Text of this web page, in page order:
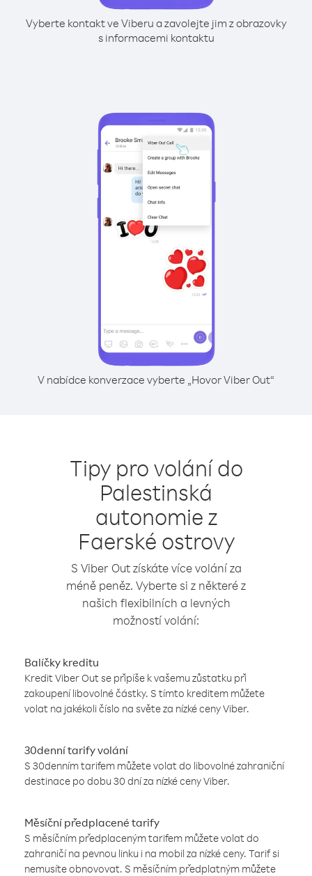
Vyberte kontakt ve Viberu a zavolejte jim z obrazovky
s informacemi kontaktu
V nabídce konverzace vyberte „Hovor Viber Out“
Tipy pro volání do
Palestinská
autonomie z
Faerské ostrovy
S Viber Out získáte více volání za
méně peněz. Vyberte si z některé z
našich flexibilních a levných
možností volání:
Balíčky kreditu
Kredit Viber Out se připíše k vašemu zůstatku při
zakoupení libovolné částky. S tímto kreditem můžete
volat na jakékoli číslo na světe za nízké ceny Viber.
30denní tarify volání
S 30denním tarifem můžete volat do libovolné zahraniční
destinace po dobu 30 dní za nízké ceny Viber.
Měsíční předplacené tarify
S měsíčním předplaceným tarifem můžete volat do
zahraničí na pevnou linku i na mobil za nízké ceny. Tarif si
nemusíte obnovovat. S měsíčním předplatným můžete